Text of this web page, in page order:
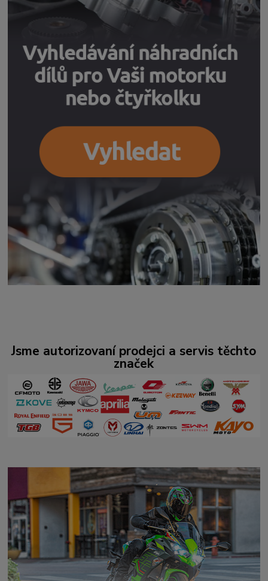
Jsme autorizovaní prodejci a servis těchto
značek